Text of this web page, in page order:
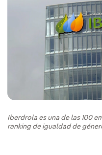
Iberdrola es una de las 100
ranking de igualdad de